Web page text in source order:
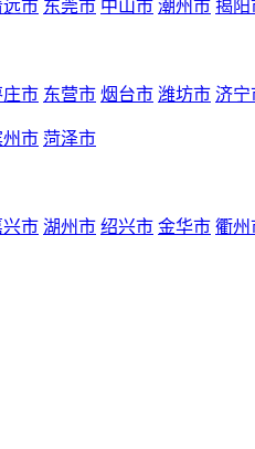
远市 东莞市 中山市 潮州市 揭阳
庄市 东营市 烟台市 潍坊市 济宁
州市 菏泽市
兴市 湖州市 绍兴市 金华市 衢州